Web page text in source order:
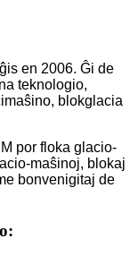
en 2006. Ĝi de
teknologio,
blokglacia
por floka glacio-
maŝinoj, blokaj
bonvenigitaj de